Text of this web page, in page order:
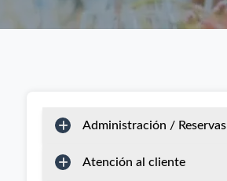
Administración / Reservas
Atención al cliente